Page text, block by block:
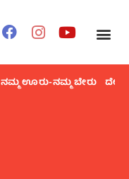
ನಮ್ಮ ಊರು-ನಮ್ಮ ಬೇರು ದೇಶ